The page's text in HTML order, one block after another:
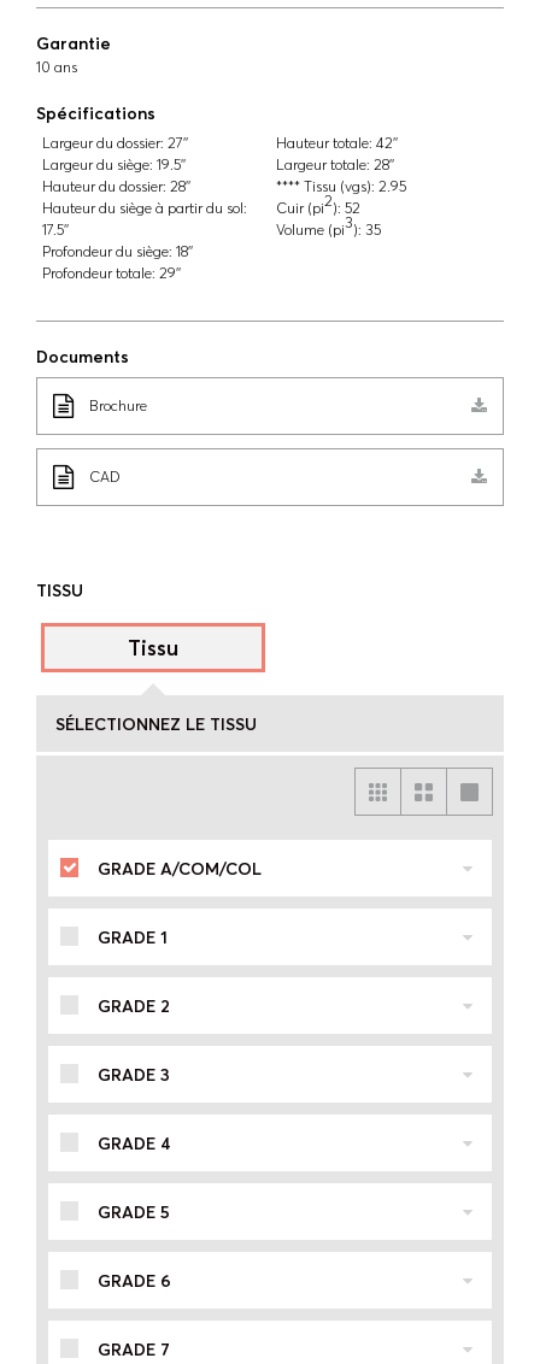
Garantie
10 ans
Spécifications
Largeur du dossier: 27''
Largeur du siège: 19.5''
Hauteur du dossier: 28''
Hauteur du siège à partir du sol:
17.5''
Profondeur du siège: 18''
Profondeur totale: 29''
Hauteur totale: 42''
Largeur totale: 28''
**** Tissu (vgs): 2.95
Cuir (pi2): 52
Volume (pi3): 35
Documents
Brochure
CAD
TISSU
Tissu
SÉLECTIONNEZ LE TISSU
GRADE A/COM/COL
GRADE 1
GRADE 2
GRADE 3
GRADE 4
GRADE 5
GRADE 6
GRADE 7